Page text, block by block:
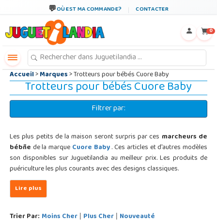
OÙ EST MA COMMANDE? CONTACTER
0
Accueil>Marques> Trotteurs pour bébés Cuore Baby
Trotteurs pour bébés Cuore Baby
Filtrer par:
Les plus petits de la maison seront surpris par ces marcheurs de
bébñede la marqueCuore Baby. Ces articles et d'autres modèles
son disponibles sur Juguetilandia au meilleur prix. Les produits de
puériculture les plus courants avec des designs classiques.
Trier Par: Moins Cher | Plus Cher | Nouveauté